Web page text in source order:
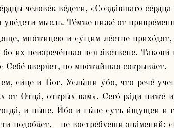
челове́к ве́дети, «Созда́вшаго се́рдца
уве́дети мысль. Те́мже ниже́ от
их неизрече́нная вся я́вствене.
Себе́ вверя́ет, но мно́жайшая сокрыва́ет.
от Отца́, откры́х вам». Сего́ ра́ди
и ны́не. И́бо и ны́не суть и́щущеи и
подоба́ет, - не востре́буеши зна́мений: